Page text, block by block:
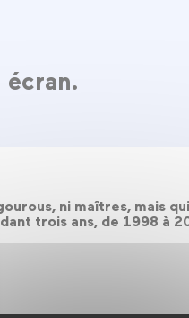
ni maîtres, mais
trois ans, de 1998 à